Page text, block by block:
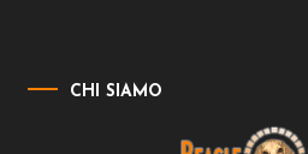
CHI SIAMO